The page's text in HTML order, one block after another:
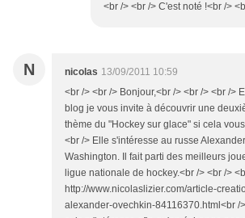
<br /> <br /> C'est noté !<br />
N nicolas 13/09/2011 10:59
<br /> <br /> Bonjour,<br /> <br /> <br />
blog je vous invite à découvrir une
thème du "Hockey sur glace" si cela
<br /> Elle s'intéresse au russe
Washington. Il fait parti des meilleurs
ligue nationale de hockey.<br /> <br />
http://www.nicolaslizier.com/article-
alexander-ovechkin-84116370.html<br /